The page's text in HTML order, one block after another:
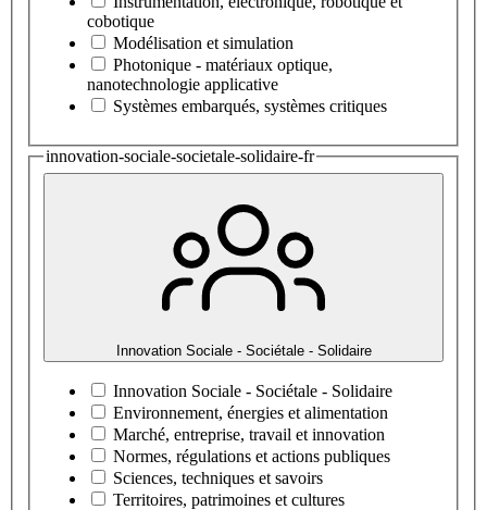
cobotique
Modélisation et simulation
Photonique - matériaux optique,
nanotechnologie applicative
Systèmes embarqués, systèmes critiques
innovation-sociale-societale-solidaire-fr
Innovation Sociale - Sociétale - Solidaire
Innovation Sociale - Sociétale - Solidaire
Environnement, énergies et alimentation
Marché, entreprise, travail et innovation
Normes, régulations et actions publiques
Sciences, techniques et savoirs
Territoires, patrimoines et cultures